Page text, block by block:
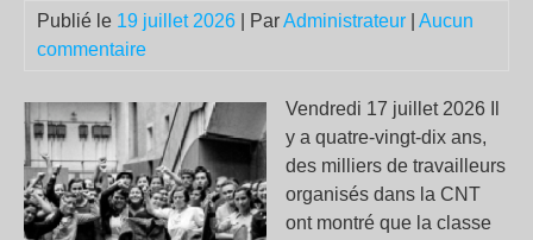
Publié le 19 juillet 2026 | ParAdministrateur
Aucun
commentaire
Vendredi 17 juillet 2026 Il
y a quatre-vingt-dix ans,
des milliers de travailleurs
organisés dans la CNT
ont montré que la classe